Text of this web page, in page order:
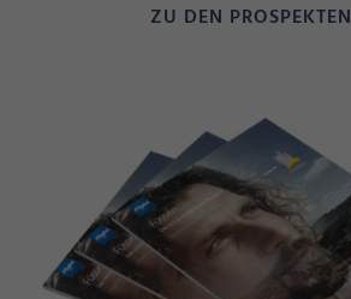
ZU DEN PROSPEKTEN